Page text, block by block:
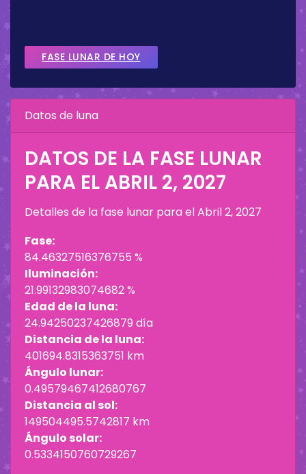
FASE LUNAR DE HOY
Datos de luna
DATOS DE LA FASE LUNAR
PARA EL ABRIL 2, 2027
Detalles de la fase lunar para elAbril 2, 2027
Fase:
84.46327516376755 %
Iluminación:
21.99132983074682 %
Edad de la luna:
24.94250237426879 día
Distancia de la luna:
401694.8315363751 km
Ángulo lunar:
0.49579467412680767
Distancia al sol:
149504495.5742817 km
Ángulo solar:
0.5334150760729267